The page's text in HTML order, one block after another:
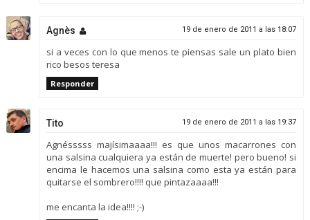
Agnès 19 de enero de 2011 a las 18:07
si a veces con lo que menos te piensas sale un plato bien
rico besos teresa
Responder
Tito 19 de enero de 2011 a las 19:37
Agnésssss majísimaaaa!!! es que unos macarrones con
una salsina cualquiera ya están de muerte! pero bueno! si
encima le hacemos una salsina como esta ya están para
quitarse el sombrero!!!! que pintazaaaa!!!
me encanta la idea!!!! ;-)